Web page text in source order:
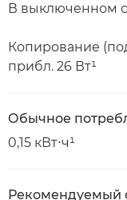
В выключенном
Копирование
прибл. 26 Вт¹
Обычное
0,15 кВт⋅ч¹
Рекомендуемый